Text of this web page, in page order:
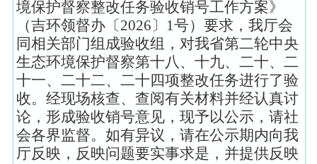
境保护督察整改任务验收销号工作方案》
（吉环领督办〔2026〕1号）要求，我厅会
同相关部门组成验收组，对我省第二轮中央
生态环境保护督察第十八、十九、二十、二
十一、二十二、二十四项整改任务进行了验
收。经现场核查、查阅有关材料并经认真讨
论，形成验收销号意见，现予以公示，请社
会各界监督。如有异议，请在公示期内向我
厅反映，反映问题要实事求是，并提供反映